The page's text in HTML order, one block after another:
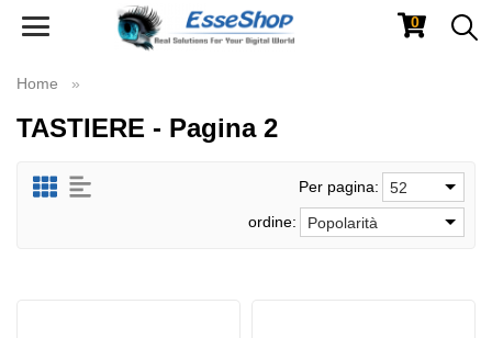
Toggle
0
Home
TASTIERE - Pagina 2
Per pagina:
52
ordine:
Popolarità